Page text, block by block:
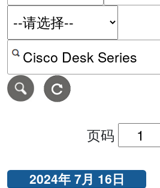
按关键字或 CVE ID 搜寻
页码
2024年 7月 16日